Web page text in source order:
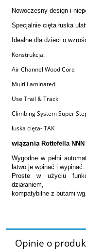
Nowoczesny design i
Specjalnie cięta łuska
Idealne dla dzieci o
Konstrukcja:
Air Channel Wood Core
Multi Laminated
Use Trail & Track
Climbing System Super
łuska cięta- TAK
wiązania Rottefella
Wygodne w pełni
łatwo je wpinać i wypinać.
Proste w użyciu
działaniem,
kompatybilne z butami
Opinie o